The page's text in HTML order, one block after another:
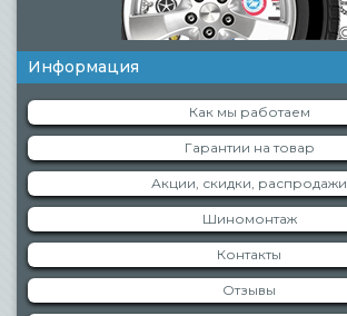
Информация
Как мы работаем
Гарантии на товар
Акции, скидки, распродажи
Шиномонтаж
Контакты
Отзывы